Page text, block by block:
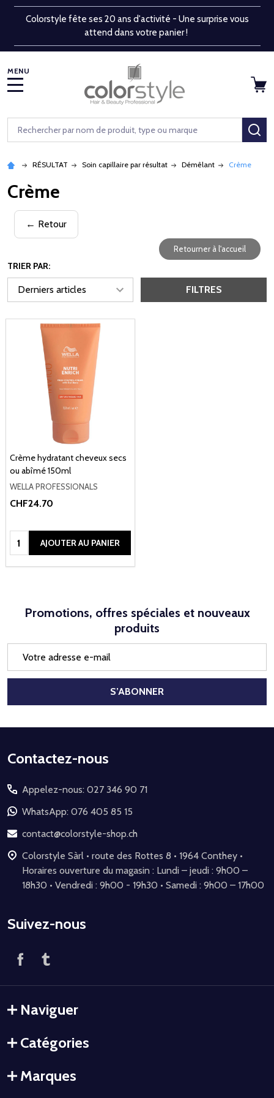
Colorstyle fête ses 20 ans d'activité - Une surprise vous
attend dans votre panier !
Rechercher
RÉSULTAT Soin capillaire par résultat Démêlant Crème
Crème
← Retour
Retourner à l'accueil
TRIER PAR:
FILTRES
Crème hydratant cheveux secs
ou abîmé 150ml
WELLA PROFESSIONALS
CHF24.70
Quantité:AJOUTER AU PANIER
Promotions, offres spéciales et nouveaux
produits
mail
S’ABONNER
Début
pied
de
page
Contactez-nous
Appelez-nous: 027 346 90 71
WhatsApp: 076 405 85 15
contact@colorstyle-shop.ch
Colorstyle Sàrl • route des Rottes 8 • 1964 Conthey •
Horaires ouverture du magasin : Lundi – jeudi : 9h00 –
18h30 • Vendredi : 9h00 - 19h30 • Samedi : 9h00 – 17h00
Suivez-nous
Naviguer
Catégories
Marques